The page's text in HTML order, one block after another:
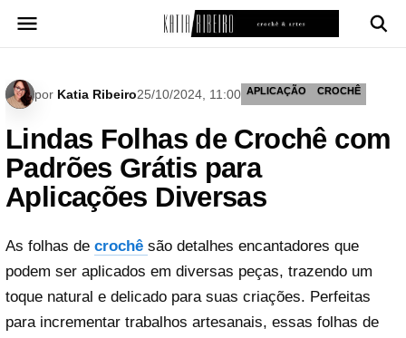
para
por Katia Ribeiro25/10/2024, 11:00 APLICAÇÃO CROCHÊ
Lindas Folhas de Crochê com
Padrões Grátis para
Aplicações Diversas
As folhas de crochê são detalhes encantadores que
podem ser aplicados em diversas peças, trazendo um
toque natural e delicado para suas criações. Perfeitas
para incrementar trabalhos artesanais, essas folhas de